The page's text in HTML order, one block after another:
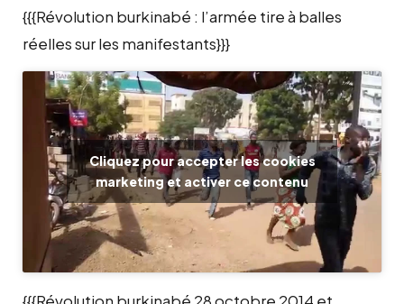
{{{Révolution burkinabé : l’armée tire à balles
réelles sur les manifestants}}}
Cliquez pour accepter les cookies
marketing et activer ce contenu